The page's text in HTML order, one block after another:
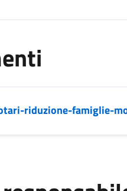
riduzione-famiglie-